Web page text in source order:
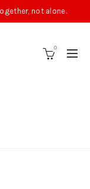
not alone.
0